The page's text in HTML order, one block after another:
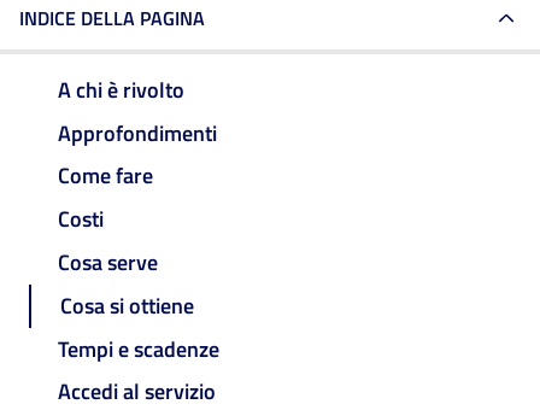
INDICE DELLA PAGINA
A chi è rivolto
Approfondimenti
Come fare
Costi
Cosa serve
Cosa si ottiene
Tempi e scadenze
Accedi al servizio